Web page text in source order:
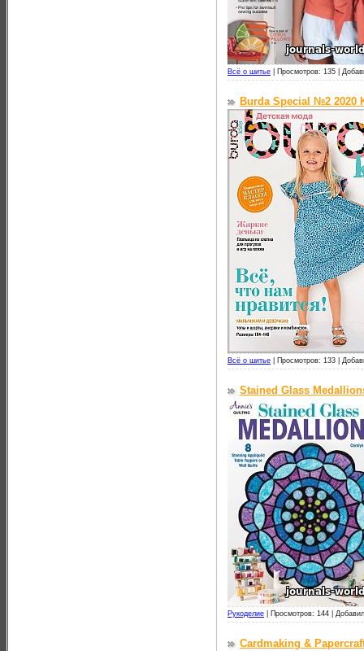
Всё о шитье Просмотров: 135 |
Burdа Special №2 2020
Всё о шитье Просмотров: 133 |
Stained Glass
Рукоделие Просмотров: 144 |
Cardmaking &